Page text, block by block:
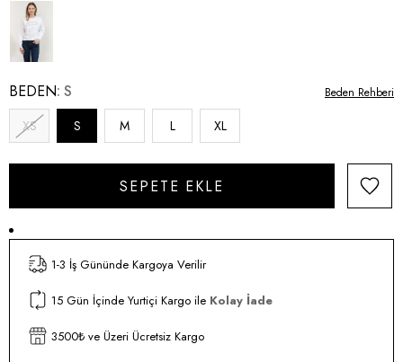
BEDEN S
XS S M L XL
Beden Rehberi
1-3 İş Gününde Kargoya Verilir
15 Gün İçinde Yurtiçi Kargo ile Kolay İade
3500₺ ve Üzeri Ücretsiz Kargo